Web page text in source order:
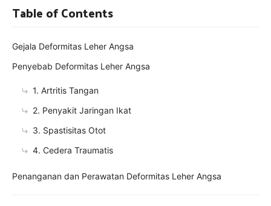
Table of Contents
Gejala Deformitas Leher Angsa
Penyebab Deformitas Leher Angsa
1. Artritis Tangan
2. Penyakit Jaringan Ikat
3. Spastisitas Otot
4. Cedera Traumatis
Penanganan dan Perawatan Deformitas Leher Angsa